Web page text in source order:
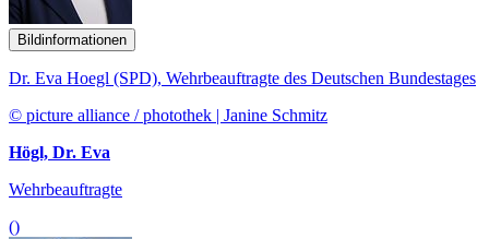
Bildinformationen
Dr. Eva Hoegl (SPD), Wehrbeauftragte des Deutschen Bundestages
© picture alliance / photothek | Janine Schmitz
Högl, Dr. Eva
Wehrbeauftragte
()